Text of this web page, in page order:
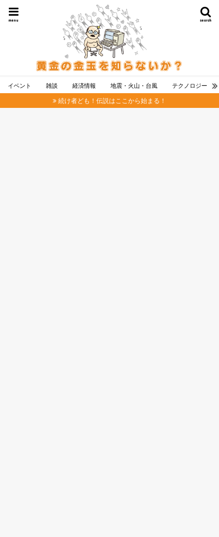
search
menu
イベント 雑談 経済情報 地震・火山・台風 テクノロジー
続け者ども！伝説はここから始まる！